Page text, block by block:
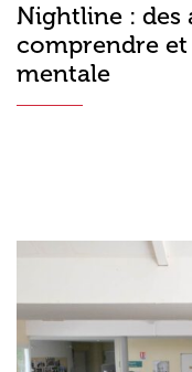
Nightline : des
comprendre et
mentale